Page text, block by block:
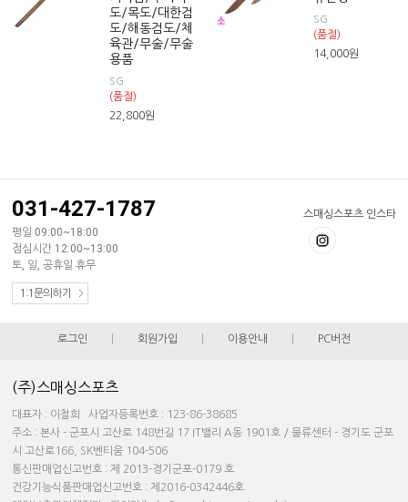
도/목도/대한검
도/해동검도/체
육관/무술/무술
용품
SG
(품절)
22,800원
SG
(품절)
14,000원
스매싱스포츠 인스타
031-427-1787
평일 09:00~18:00
점심시간 12:00~13:00
토, 일, 공휴일 휴무
1:1문의하기
로그인 회원가입 이용안내 PC버전
(주)스매싱스포츠
대표자 : 이철희 사업자등록번호 : 123-86-38685
주소 : 본사 - 군포시 고산로 148번길 17 IT밸리 A동 1901호 / 물류센터 - 경기도 군포
시 고산로166, SK벤티움 104-506
통신판매업신고번호 : 제 2013-경기군포-0179 호
건강기능식품판매업신고번호 : 제2016-0342446호